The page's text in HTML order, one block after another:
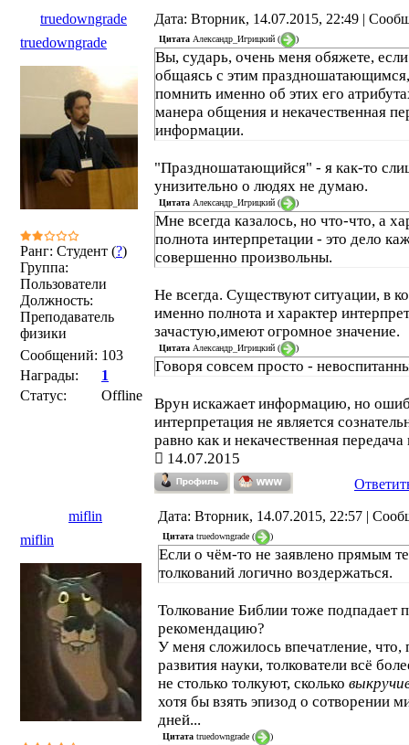
truedowngrade
Дата: Вторник, 14.07.2015, 22:49 |
truedowngrade
Ранг: Студент (?)
Группа:
Пользователи
Должность:
Преподаватель
физики
Сообщений: 103
Награды:
1
Статус:
Offline
Цитата Александр_Игрицкий ( )
Вы, сударь, очень меня обяжете,
общаясь с этим
помнить именно об этих его
манера общения и некачественная
информации.
"Праздношатающийся" - я как-то
унизительно о людях не думаю.
Цитата Александр_Игрицкий ( )
Мне всегда казалось, но что-что, а
полнота интерпретации - это дело
совершенно произвольны.
Не всегда. Существуют ситуации, в
именно полнота и характер
зачастую,имеют огромное значение.
Цитата Александр_Игрицкий ( )
Говоря совсем просто -
Врун искажает информацию, но
интерпретация не является
равно как и некачественная
14.07.2015
miflin
Дата: Вторник, 14.07.2015, 22:57 |
miflin
Цитата truedowngrade ( )
Если о чём-то не заявлено прямым
толкований логично воздержаться.
Толкование Библии тоже подпадает
рекомендацию?
У меня сложилось впечатление, что,
развития науки, толкователи всё
не столько толкуют, сколько
хотя бы взять эпизод о сотворении
дней...
Цитата truedowngrade ( )